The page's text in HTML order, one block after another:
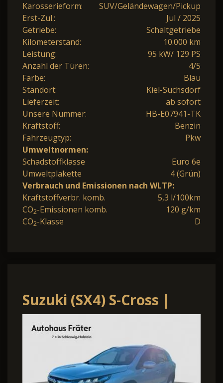
Karosserieform:
SUV/Geländewagen/Pickup
Erst-Zul.:
Jul / 2025
Getriebe:
Schaltgetriebe
Kilometerstand:
10.000 km
Leistung:
95 kW/ 129 PS
Anzahl der Türen:
4/5
Farbe:
Blau
Standort:
Kiel-Suchsdorf
Lieferzeit:
ab sofort
Unsere Nummer:
HB-E07941-TK
Kraftstoff:
Benzin
Fahrzeugtyp:
Pkw
Umweltnormen:
Schadstoffklasse
Euro 6e
Umweltplakette
4 (Grün)
Verbrauch und Emissionen nach WLTP:
Kraftstoffverbr. komb.
5,3 l/100km
CO2-Emissionen komb.
120 g/km
CO2-Klasse D
Suzuki (SX4) S-Cross |
Navi | LED | Sitzheizung